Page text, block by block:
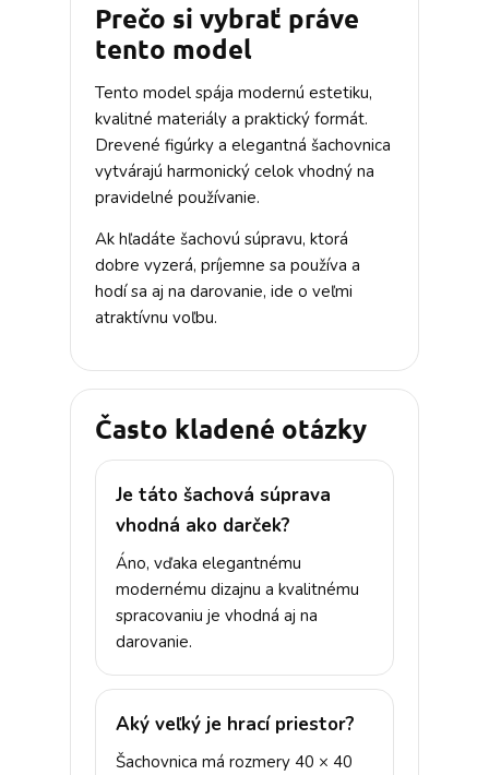
Prečo si vybrať práve
tento model
Tento model spája modernú estetiku,
kvalitné materiály a praktický formát.
Drevené figúrky a elegantná šachovnica
vytvárajú harmonický celok vhodný na
pravidelné používanie.
Ak hľadáte šachovú súpravu, ktorá
dobre vyzerá, príjemne sa používa a
hodí sa aj na darovanie, ide o veľmi
atraktívnu voľbu.
Často kladené otázky
Je táto šachová súprava
vhodná ako darček?
Áno, vďaka elegantnému
modernému dizajnu a kvalitnému
spracovaniu je vhodná aj na
darovanie.
Aký veľký je hrací priestor?
Šachovnica má rozmery 40 × 40